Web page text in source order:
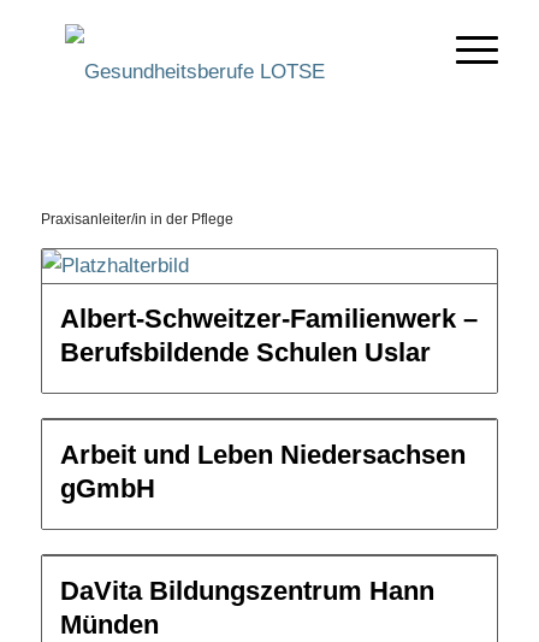
Bildungsweg wählen
Praxisanleiter/in in der Pflege
Albert-Schweitzer-Familienwerk –
Berufsbildende Schulen Uslar
Arbeit und Leben Niedersachsen
gGmbH
DaVita Bildungszentrum Hann
Münden